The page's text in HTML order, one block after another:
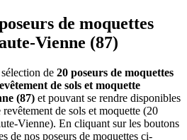
de moquettes
Vienne (87)
de 20 poseurs de moquettes
de sols et moquette
(87) et pouvant se rendre disponibles
de sols et moquette (20
Vienne). En cliquant sur les boutons
de nos poseurs de moquettes ci-